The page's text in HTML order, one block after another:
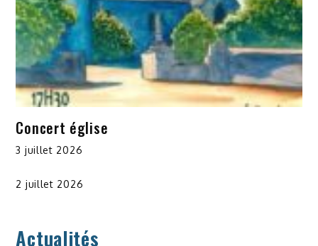
Concert église
3 juillet 2026
2 juillet 2026
Actualités